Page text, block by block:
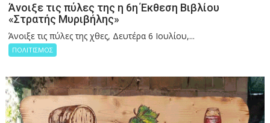
Άνοιξε τις πύλες της η 6η Έκθεση Βιβλίου
«Στρατής Μυριβήλης»
Άνοιξε τις πύλες της χθες, Δευτέρα 6 Ιουλίου,...
ΠΟΛΙΤΙΣΜΟΣ